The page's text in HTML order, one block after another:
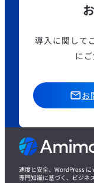
導入に関して
に
お
速度と安全、WordPress に
専門知識に基づく、ビジネ